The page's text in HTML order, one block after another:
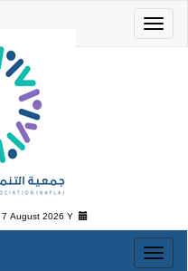
7 August 2026 Y